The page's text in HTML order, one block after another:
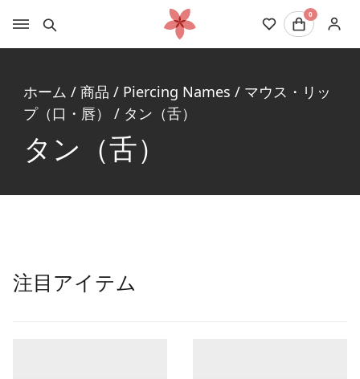
0
ホーム / 商品 / Piercing Names / マウス・リッ
プ（口・唇）
/ タン（舌）
タン（舌）
注目アイテム